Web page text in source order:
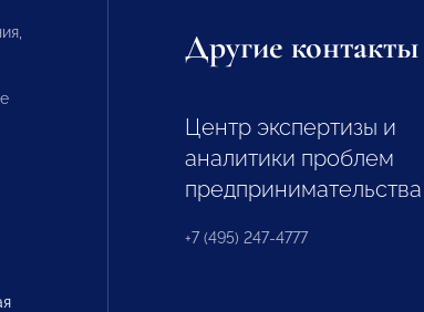
Другие контакты
Центр экспертизы и
аналитики проблем
предпринимательства
+7 (495) 247-4777